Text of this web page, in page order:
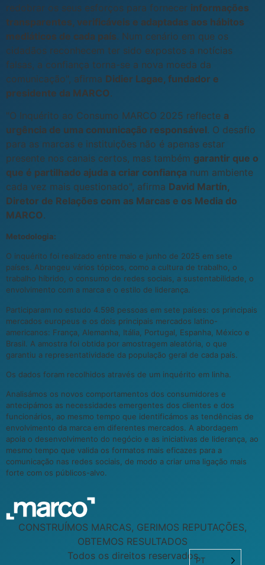
redobrar os seus esforços para fornecer informações
transparentes, verificáveis e adaptadas aos hábitos
mediáticos de cada país. Num cenário em que os
cidadãos reconhecem ter sido expostos a notícias
falsas, a confiança torna-se a nova moeda da
comunicação", afirma Didier Lagae, fundador e
presidente da MARCO.
"O Inquérito ao Consumo MARCO 2025 reflecte a
urgência de uma comunicação responsável. O desafio
para as marcas e instituições não é apenas estar
presente nos canais certos, mas também garantir que o
que é partilhado ajuda a criar confiança num ambiente
cada vez mais questionado", afirma David Martín,
Diretor de Relações com as Marcas e os Media do
MARCO.
Metodologia:
O inquérito foi realizado entre maio e junho de 2025 em sete
países. Abrangeu vários tópicos, como a cultura de trabalho, o
trabalho híbrido, o consumo de redes sociais, a sustentabilidade, o
envolvimento com a marca e o estilo de liderança.
Participaram no estudo 4.598 pessoas em sete países: os principais
mercados europeus e os dois principais mercados latino-
americanos: França, Alemanha, Itália, Portugal, Espanha, México e
Brasil. A amostra foi obtida por amostragem aleatória, o que
garantiu a representatividade da população geral de cada país.
Os dados foram recolhidos através de um inquérito em linha.
Analisámos os novos comportamentos dos consumidores e
antecipámos as necessidades emergentes dos clientes e dos
funcionários, ao mesmo tempo que identificámos as tendências de
envolvimento da marca em diferentes mercados. A abordagem
apoia o desenvolvimento do negócio e as iniciativas de liderança, ao
mesmo tempo que valida os formatos mais eficazes para a
comunicação nas redes sociais, de modo a criar uma ligação mais
forte com os públicos-alvo.
CONSTRUÍMOS MARCAS, GERIMOS REPUTAÇÕES,
OBTEMOS RESULTADOS
Todos os direitos reservadosPT